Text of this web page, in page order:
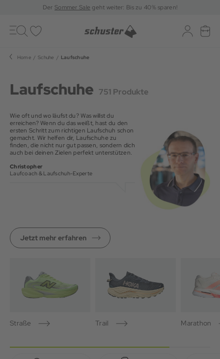
DerSommer Sale geht weiter: Bis zu 40% sparen!
Toggle
navigation
Home Schuhe Laufschuhe
Laufschuhe 751 Produkte
Wie oft und wo läufst du? Was willst du
erreichen? Wenn du das weißt, hast du den
ersten Schritt zum richtigen Laufschuh schon
gemacht. Wir helfen dir, Laufschuhe zu
finden, die nicht nur gut passen, sondern dich
auch bei deinen Zielen perfekt unterstützen.
Christopher
Laufcoach & Laufschuh-Experte
Jetzt mehr erfahren
Straße Trail Marathon